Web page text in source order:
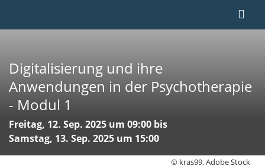
Digitalisierung und ihre
Anwendungen in der Psychotherapie
- Modul 1
Freitag, 12. Sep. 2025 um 09:00 bis
Samstag, 13. Sep. 2025 um 15:00
© kras99, Adobe Stock